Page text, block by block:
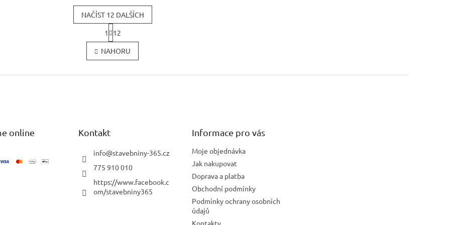
O
v
l
d
y
ý
p
i
NAČÍST 12 DALŠÍCH
S
t
r
á
n
o
1 12
NAHORU
online
Kontakt
info@stavebniny-365.cz
775 910 010
https://www.facebook.c
om/stavebniny365
Informace pro vás
Moje objednávka
Jak nakupovat
Doprava a platba
Obchodní podmínky
Podmínky ochrany osobních
údajů
Kontakty